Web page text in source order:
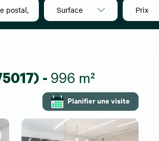
Surface Prix
- 996 m²
Planifier une visite